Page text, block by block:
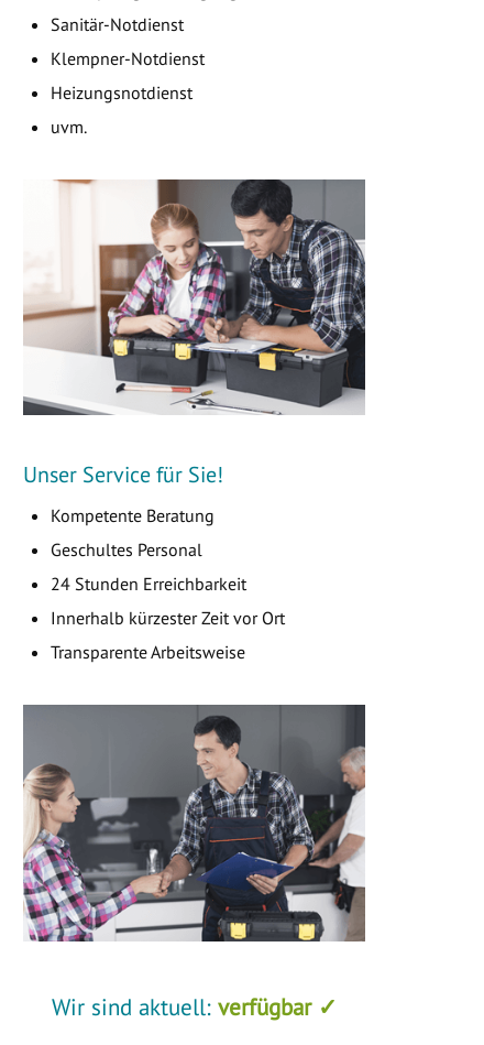
Sanitär-Notdienst
Klempner-Notdienst
Heizungsnotdienst
uvm.
Unser Service für Sie!
Kompetente Beratung
Geschultes Personal
24 Stunden Erreichbarkeit
Innerhalb kürzester Zeit vor Ort
Transparente Arbeitsweise
Wir sind aktuell: verfügbar ✓